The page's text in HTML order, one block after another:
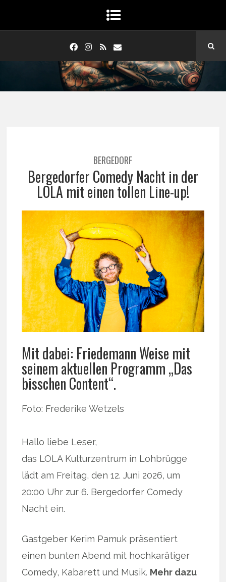
BERGEDORF
Bergedorfer Comedy Nacht in der
LOLA mit einen tollen Line-up!
Mit dabei: Friedemann Weise mit
seinem aktuellen Programm „Das
bisschen Content“.
Foto: Frederike Wetzels
Hallo liebe Leser,
das LOLA Kulturzentrum in Lohbrügge
lädt am Freitag, den 12. Juni 2026, um
20:00 Uhr zur 6. Bergedorfer Comedy
Nacht ein.
Gastgeber Kerim Pamuk präsentiert
einen bunten Abend mit hochkarätiger
Comedy, Kabarett und Musik. Mehr dazu